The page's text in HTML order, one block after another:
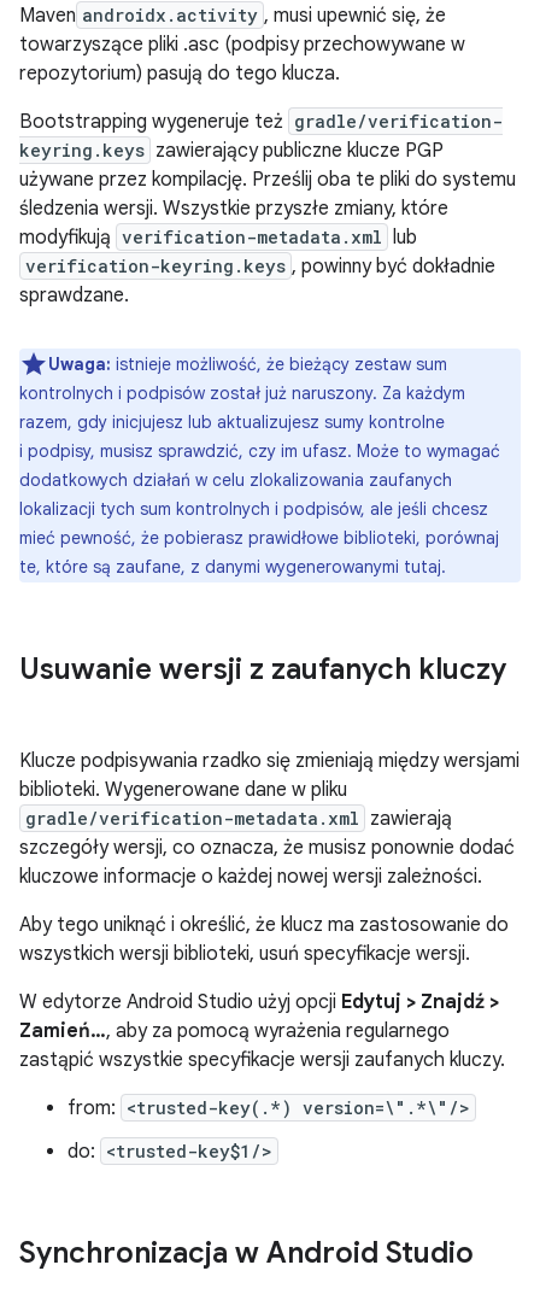
Maven androidx.activity , musi upewnić się, że
towarzyszące pliki .asc (podpisy przechowywane w
repozytorium) pasują do tego klucza.
Bootstrapping wygeneruje też gradle/verification-
keyring.keys zawierający publiczne klucze PGP
używane przez kompilację. Prześlij oba te pliki do systemu
śledzenia wersji. Wszystkie przyszłe zmiany, które
modyfikują verification-metadata.xml lub
verification-keyring.keys , powinny być dokładnie
sprawdzane.
Uwaga: istnieje możliwość, że bieżący zestaw sum
kontrolnych i podpisów został już naruszony. Za każdym
razem, gdy inicjujesz lub aktualizujesz sumy kontrolne
i podpisy, musisz sprawdzić, czy im ufasz. Może to wymagać
dodatkowych działań w celu zlokalizowania zaufanych
lokalizacji tych sum kontrolnych i podpisów, ale jeśli chcesz
mieć pewność, że pobierasz prawidłowe biblioteki, porównaj
te, które są zaufane, z danymi wygenerowanymi tutaj.
Usuwanie wersji z zaufanych kluczy
Klucze podpisywania rzadko się zmieniają między wersjami
biblioteki. Wygenerowane dane w pliku
gradle/verification-metadata.xml zawierają
szczegóły wersji, co oznacza, że musisz ponownie dodać
kluczowe informacje o każdej nowej wersji zależności.
Aby tego uniknąć i określić, że klucz ma zastosowanie do
wszystkich wersji biblioteki, usuń specyfikacje wersji.
W edytorze Android Studio użyj opcji Edytuj > Znajdź >
Zamień…, aby za pomocą wyrażenia regularnego
zastąpić wszystkie specyfikacje wersji zaufanych kluczy.
from: <trusted-key(.*) version=\".*\"/>
do: <trusted-key$1/>
Synchronizacja w Android Studio